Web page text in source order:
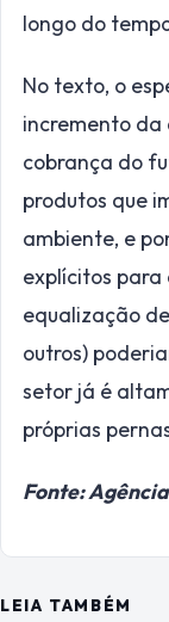
longo do
No texto, o
incremento
cobrança do
produtos que
ambiente, e
explícitos
equalização
outros)
setor já é
próprias
Fonte:
LEIA TAMBÉM